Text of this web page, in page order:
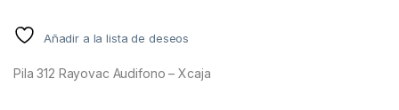
Añadir a la lista de deseos
Pila 312 Rayovac Audifono – Xcaja